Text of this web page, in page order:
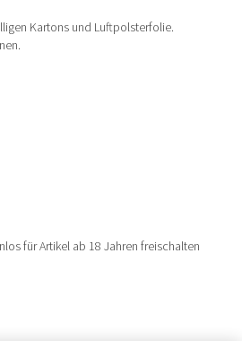
Kartons und Luftpolsterfolie.
für Artikel ab 18 Jahren freischalten